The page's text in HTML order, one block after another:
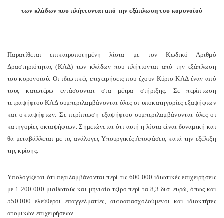
των κλάδων που πλήττονται από την εξάπλωση του κορονοϊού
Παρατίθεται επικαιροποιημένη λίστα με τον Κωδικό Αριθμό
Δραστηριότητας (ΚΑΔ) των κλάδων που πλήττονται από την εξάπλωση
του κορονοϊού. Οι ιδιωτικές επιχειρήσεις που έχουν Κύριο ΚΑΔ έναν από
τους κατωτέρω εντάσσονται στα μέτρα στήριξης. Σε περίπτωση
τετραψήφιου ΚΑΔ συμπεριλαμβάνονται όλες οι υποκατηγορίες εξαψήφιων
και οκταψήφιων. Σε περίπτωση εξαψήφιου συμπεριλαμβάνονται όλες οι
κατηγορίες οκταψήφιων. Σημειώνεται ότι αυτή η λίστα είναι δυναμική και
θα μεταβάλλεται με τις ανάλογες Υπουργικές Αποφάσεις κατά την εξέλιξη
της κρίσης.
Υπολογίζεται ότι περιλαμβάνονται περί τις 600.000 ιδιωτικές επιχειρήσεις
με 1.200.000 μισθωτούς και μηνιαίο τζίρο περί τα 8,3 δισ. ευρώ, όπως και
550.000 ελεύθεροι επαγγελματίες, αυτοαπασχολούμενοι και ιδιοκτήτες
ατομικών επιχειρήσεων.